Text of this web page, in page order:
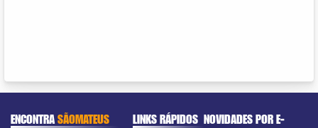
ENCONTRASÃOMATEUS LINKS RÁPIDOS NOVIDADES POR E-